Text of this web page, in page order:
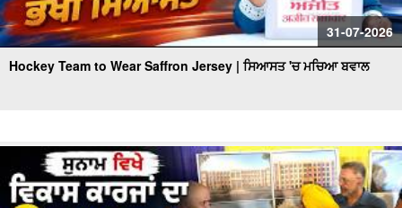
31-07-2026
Hockey Team to Wear Saffron Jersey | ਸਿਆਸਤ 'ਚ ਮਚਿਆ ਬਵਾਲ